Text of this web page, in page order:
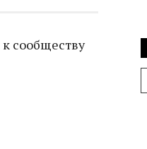
сообществу